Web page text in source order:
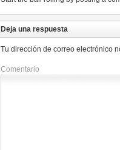
Deja una respuesta
Tu dirección de correo electrónico
Comentario